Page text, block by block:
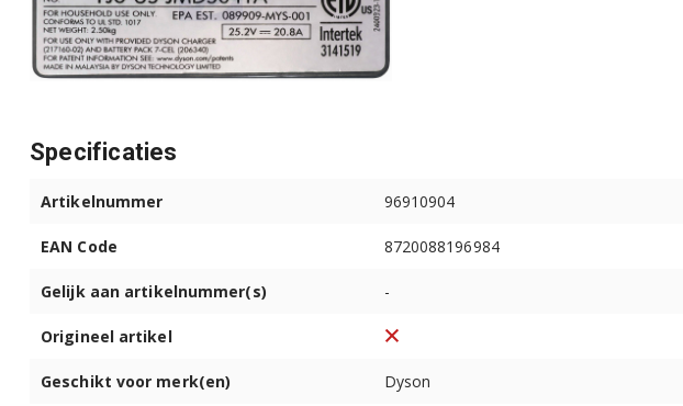
Specificaties
Artikelnummer 96910904
EAN Code 8720088196984
Gelijk aan artikelnummer(s) -
Origineel artikel
Geschikt voor merk(en) Dyson